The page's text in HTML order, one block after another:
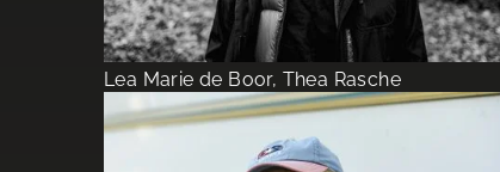
Lea Marie de Boor, Thea Rasche